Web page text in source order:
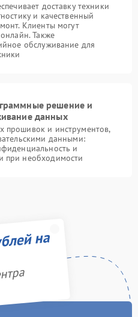
доставку техники
и качественный
Клиенты могут
Также
обслуживание для
решение и
данных
прошивок и инструментов,
данными:
и
при необходимости
на